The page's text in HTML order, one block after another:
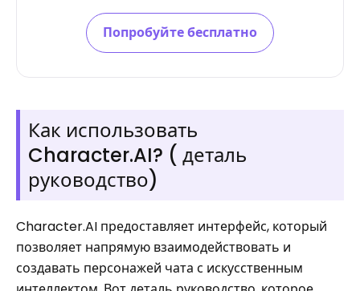
Попробуйте бесплатно
Как использовать
Character.AI? ( деталь
руководство)
Character.AI предоставляет интерфейс, который
позволяет напрямую взаимодействовать и
создавать персонажей чата с искусственным